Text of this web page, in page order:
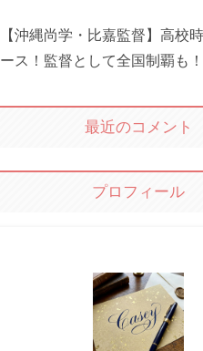
【沖縄尚学・比嘉監督】高校
ース！監督として全国制覇も！
最近のコメント
プロフィール